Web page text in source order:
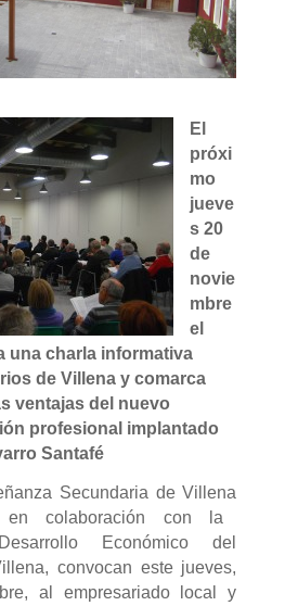
El
próxi
mo
jueve
s 20
de
novie
mbre
el
una charla informativa
de Villena y comarca
ventajas del nuevo
profesional implantado
Santafé
Secundaria de Villena
en colaboración con la
Económico del
convocan este jueves,
al empresariado local y